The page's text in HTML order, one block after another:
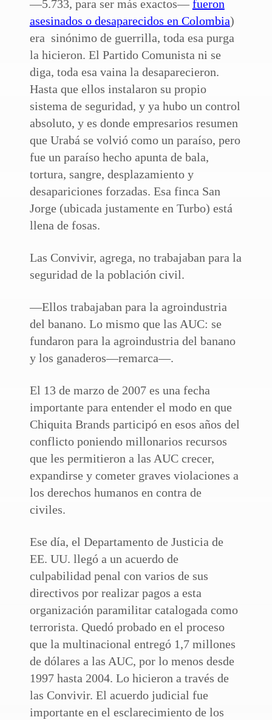
—5.733, para ser más exactos—fueron
asesinados o desaparecidos en Colombia)
era sinónimo de guerrilla, toda esa purga
la hicieron. El Partido Comunista ni se
diga, toda esa vaina la desaparecieron.
Hasta que ellos instalaron su propio
sistema de seguridad, y ya hubo un control
absoluto, y es donde empresarios resumen
que Urabá se volvió como un paraíso, pero
fue un paraíso hecho apunta de bala,
tortura, sangre, desplazamiento y
desapariciones forzadas. Esa finca San
Jorge (ubicada justamente en Turbo) está
llena de fosas.
Las Convivir, agrega, no trabajaban para la
seguridad de la población civil.
—Ellos trabajaban para la agroindustria
del banano. Lo mismo que las AUC: se
fundaron para la agroindustria del banano
y los ganaderos—remarca—.
El 13 de marzo de 2007 es una fecha
importante para entender el modo en que
Chiquita Brands participó en esos años del
conflicto poniendo millonarios recursos
que les permitieron a las AUC crecer,
expandirse y cometer graves violaciones a
los derechos humanos en contra de
civiles.
Ese día, el Departamento de Justicia de
EE. UU. llegó a un acuerdo de
culpabilidad penal con varios de sus
directivos por realizar pagos a esta
organización paramilitar catalogada como
terrorista. Quedó probado en el proceso
que la multinacional entregó 1,7 millones
de dólares a las AUC, por lo menos desde
1997 hasta 2004. Lo hicieron a través de
las Convivir. El acuerdo judicial fue
importante en el esclarecimiento de los